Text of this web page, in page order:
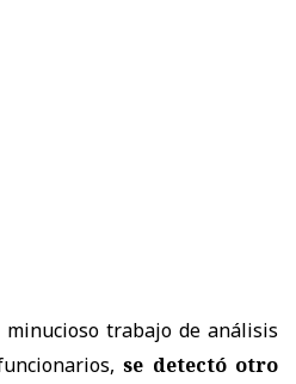
trabajo de análisis
se detectó otro